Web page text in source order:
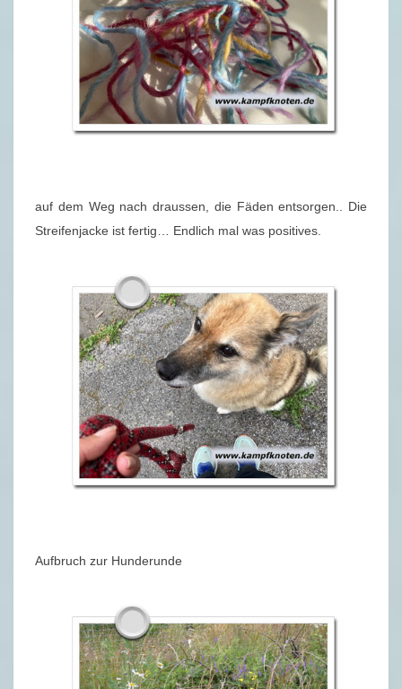
auf dem Weg nach draussen, die Fäden entsorgen.. Die
Streifenjacke ist fertig… Endlich mal was positives.
Aufbruch zur Hunderunde